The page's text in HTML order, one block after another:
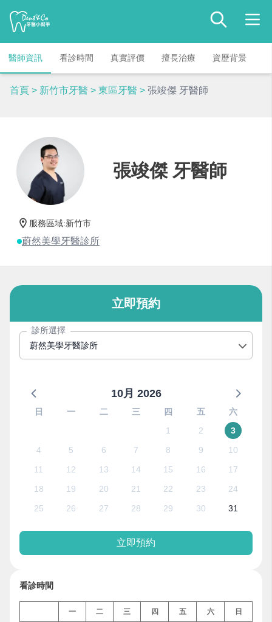
醫師資訊 看診時間 真實評價 擅長治療 資歷背景
首頁 > 新竹市牙醫 > 東區牙醫 > 張竣傑 牙醫師
張竣傑 牙醫師
服務區域:新竹市
蔚然美學牙醫診所
看診時間
一 二 三 四 五 六 日
立即預約
診所選擇
蔚然美學牙醫診所
10月 2026
日 一 二 三 四 五
六
1
2
3
4
5 6 7 8 9
10
11
12 13 14 15 16
17
18
19 20 21 22 23
24
25
26 27 28 29 30 31
立即預約